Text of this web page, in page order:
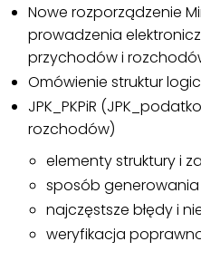
Nowe rozporządzenie
prowadzenia
przychodów i
Omówienie struktur
JPK_PKPiR
rozchodów)
elementy struktury i
sposób generowania
najczęstsze błędy i
weryfikacja